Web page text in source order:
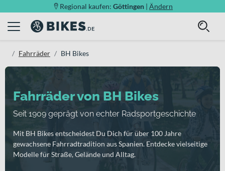
Regional kaufen: Göttingen | Ändern
Fahrräder BH Bikes
Fahrräder von BH Bikes
Seit 1909 geprägt von echter Radsportgeschichte
Mit BH Bikes entscheidest Du Dich für über 100 Jahre
gewachsene Fahrradtradition aus Spanien. Entdecke vielseitige
Modelle für Straße, Gelände und Alltag.